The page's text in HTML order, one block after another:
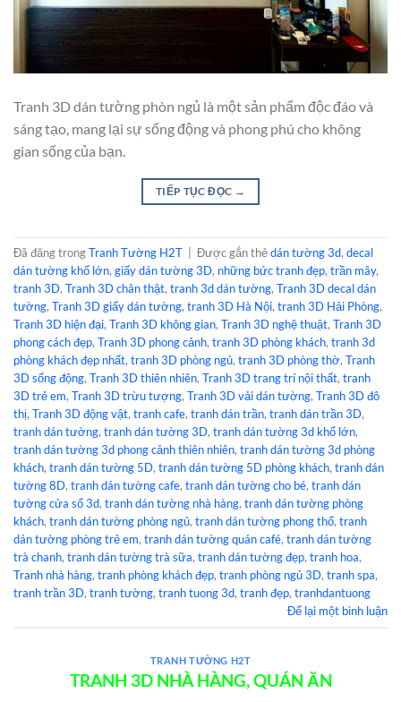
Tranh 3D dán tường phòn ngủ là một sản phẩm độc đáo và
sáng tạo, mang lại sự sống động và phong phú cho không
gian sống của bạn.
TIẾP TỤC ĐỌC →
Đã đăng trongTranh Tường H2T Được gắn thẻdán tường 3d, decal
dán tường khổ lớn, giấy dán tường 3D, những bức tranh đẹp, trần mây,
tranh 3D, Tranh 3D chân thật, tranh 3d dán tường, Tranh 3D decal dán
tường, Tranh 3D giấy dán tường, tranh 3D Hà Nội, tranh 3D Hải Phòng,
Tranh 3D hiện đại, Tranh 3D không gian, Tranh 3D nghệ thuật, Tranh 3D
phong cách đẹp, Tranh 3D phong cảnh, tranh 3D phòng khách, tranh 3d
phòng khách đẹp nhất, tranh 3D phòng ngủ, tranh 3D phòng thờ, Tranh
3D sống động, Tranh 3D thiên nhiên, Tranh 3D trang trí nội thất, tranh
3D trẻ em, Tranh 3D trừu tượng, Tranh 3D vải dán tường, Tranh 3D đô
thị, Tranh 3D động vật, tranh cafe, tranh dán trần, tranh dán trần 3D,
tranh dán tường, tranh dán tường 3D, tranh dán tường 3d khổ lớn,
tranh dán tường 3d phong cảnh thiên nhiên, tranh dán tường 3d phòng
khách, tranh dán tường 5D, tranh dán tường 5D phòng khách, tranh dán
tường 8D, tranh dán tường cafe, tranh dán tường cho bé, tranh dán
tường cửa sổ 3d, tranh dán tường nhà hàng, tranh dán tường phòng
khách, tranh dán tường phòng ngủ, tranh dán tường phong thổ, tranh
dán tường phòng trẻ em, tranh dán tường quán café, tranh dán tường
trà chanh, tranh dán tường trà sữa, tranh dán tường đẹp, tranh hoa,
Tranh nhà hàng, tranh phòng khách đẹp, tranh phòng ngủ 3D, tranh spa,
tranh trần 3D, tranh tường, tranh tuong 3d, tranh đẹp, tranhdantuong
Để lại một bình luận
TRANH TƯỜNG H2T
TRANH 3D NHÀ HÀNG, QUÁN ĂN